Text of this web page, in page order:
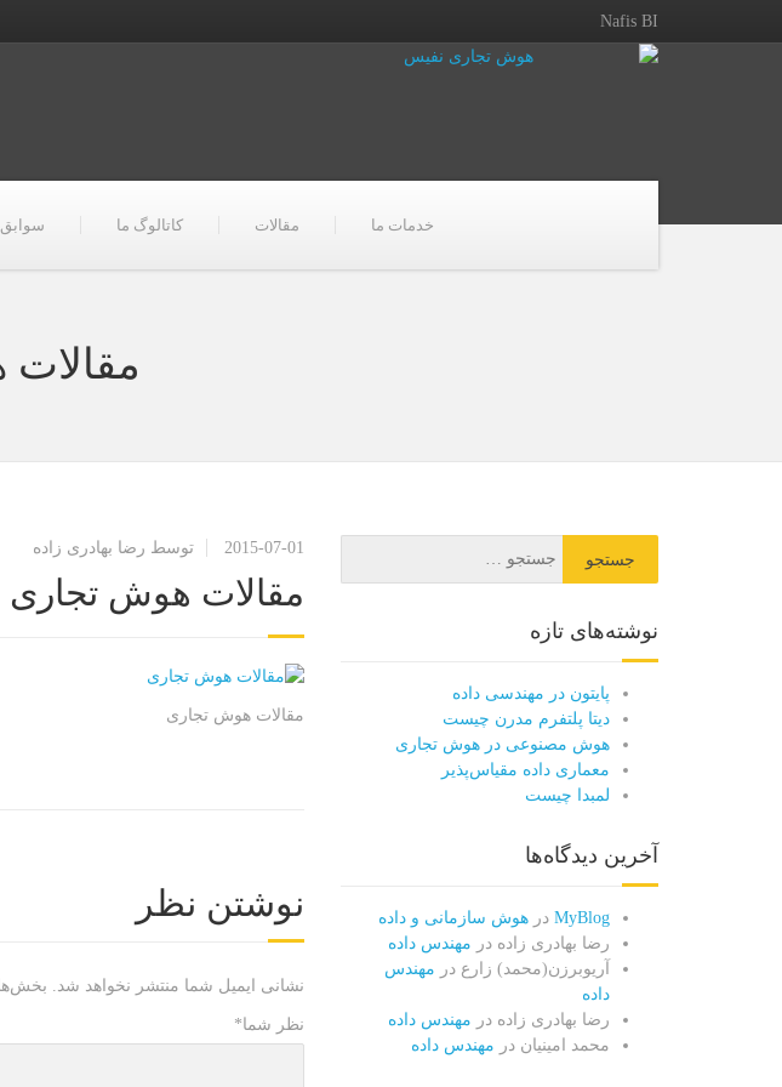
Nafis BI
خدمات ما مقالات کاتالوگ ما
2015-07-01 توسط رضا بهادری زاده
مقالات هوش تجاری
مقالات هوش تجاری
نوشتن نظر
نشانی ایمیل شما منتشر نخواهد شد.
نظر شما *
نوشته‌های تازه
پایتون در مهندسی داده
دیتا پلتفرم مدرن چیست
هوش مصنوعی در هوش تجاری
معماری داده مقیاس‌پذیر
لمبدا چیست
آخرین دیدگاه‌ها
MyBlog در هوش سازمانی و داده
رضا بهادری زاده در مهندس داده
آریوبرزن(محمد) زارع در مهندس
داده
رضا بهادری زاده در مهندس داده
محمد امینیان در مهندس داده